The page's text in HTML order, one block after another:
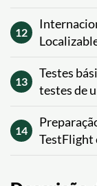
12
13
Testes
testes de
14
TestFlight